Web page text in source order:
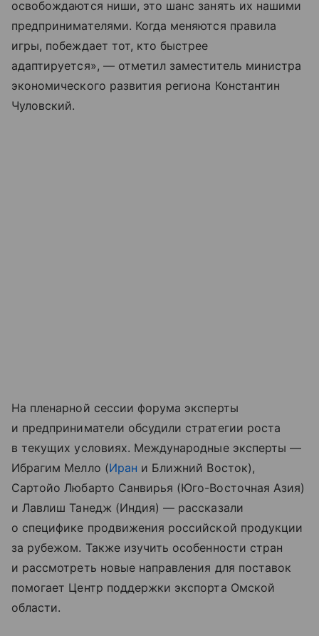
освобождаются ниши, это шанс занять их нашими
предпринимателями. Когда меняются правила
игры, побеждает тот, кто быстрее
адаптируется», — отметил заместитель министра
экономического развития региона Константин
Чуловский.
На пленарной сессии форума эксперты
и предприниматели обсудили стратегии роста
в текущих условиях. Международные эксперты —
Ибрагим Мелло (Иран и Ближний Восток),
Сартойо Любарто Санвирья (Юго-Восточная Азия)
и Лавлиш Танедж (Индия) — рассказали
о специфике продвижения российской продукции
за рубежом. Также изучить особенности стран
и рассмотреть новые направления для поставок
помогает Центр поддержки экспорта Омской
области.